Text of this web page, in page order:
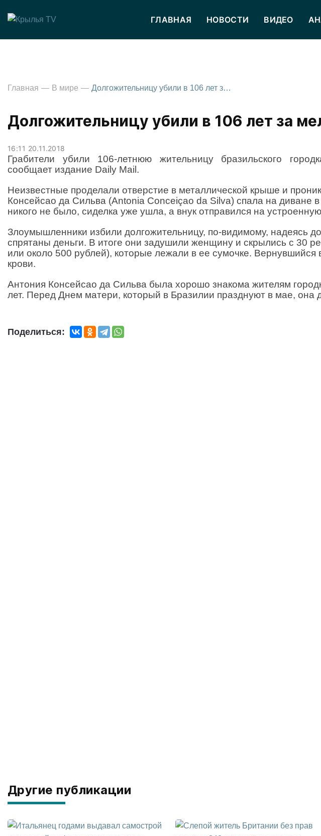
ГЛАВНАЯ НОВОСТИ ВИДЕО
Главная В мире Долгожительницу убили в 106 лет за мелочь в сумочке
Долгожительницу убили в 106 лет за
16:11 20.11.2018
Грабители убили 106-летнюю жительницу бразильского
сообщает издание Daily Mail.
Неизвестные проделали отверстие в металлической крыше и
Консейсао да Сильва (Antonia Conceiçao da Silva) спала на диване
никого не было, сиделка уже ушла, а внук отправился на
Злоумышленники избили долгожительницу, по-видимому, надеясь
спрятаны деньги. В итоге они задушили женщину и скрылись с 30
или около 500 рублей), которые лежали в ее сумочке.
крови.
Антония Консейсао да Сильва была хорошо знакома жителям
лет. Перед Днем матери, который в Бразилии празднуют в мае, она
Поделиться:
Другие публикации